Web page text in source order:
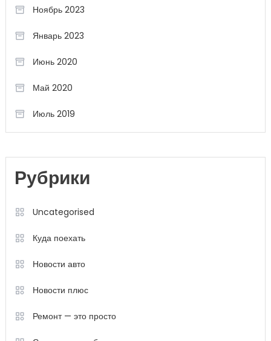
Ноябрь 2023
Январь 2023
Июнь 2020
Май 2020
Июль 2019
Рубрики
Uncategorised
Куда поехать
Новости авто
Новости плюс
Ремонт — это просто